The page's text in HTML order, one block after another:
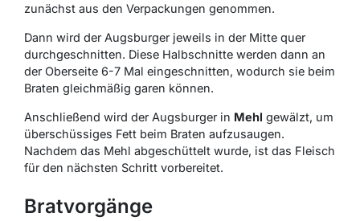
zunächst aus den Verpackungen genommen.
Dann wird der Augsburger jeweils in der Mitte quer
durchgeschnitten. Diese Halbschnitte werden dann an
der Oberseite 6-7 Mal eingeschnitten, wodurch sie beim
Braten gleichmäßig garen können.
Anschließend wird der Augsburger in Mehl gewälzt, um
überschüssiges Fett beim Braten aufzusaugen.
Nachdem das Mehl abgeschüttelt wurde, ist das Fleisch
für den nächsten Schritt vorbereitet.
Bratvorgänge